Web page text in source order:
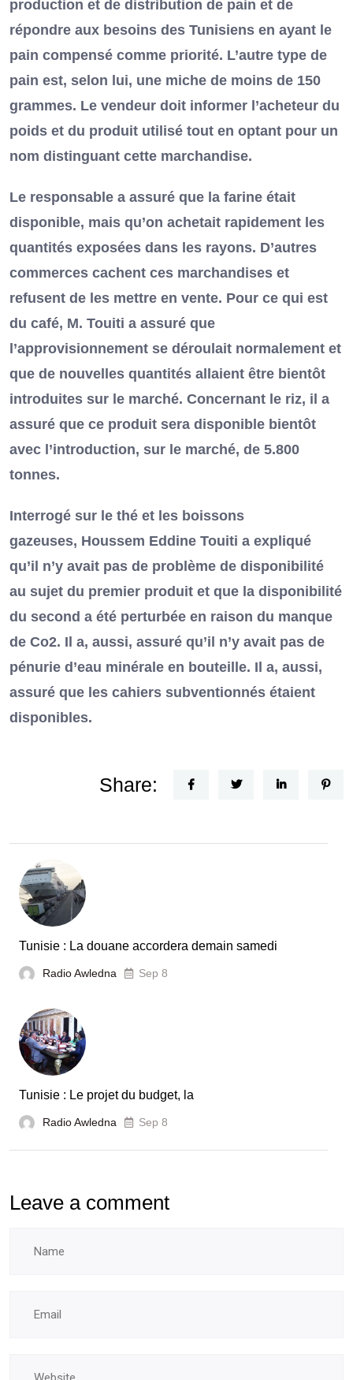
production et de distribution de pain et de
répondre aux besoins des Tunisiens en ayant le
pain compensé comme priorité. L’autre type de
pain est, selon lui, une miche de moins de 150
grammes. Le vendeur doit informer l’acheteur du
poids et du produit utilisé tout en optant pour un
nom distinguant cette marchandise.
Le responsable a assuré que la farine était
disponible, mais qu’on achetait rapidement les
quantités exposées dans les rayons. D’autres
commerces cachent ces marchandises et
refusent de les mettre en vente. Pour ce qui est
du café, M. Touiti a assuré que
l’approvisionnement se déroulait normalement et
que de nouvelles quantités allaient être bientôt
introduites sur le marché. Concernant le riz, il a
assuré que ce produit sera disponible bientôt
avec l’introduction, sur le marché, de 5.800
tonnes.
Interrogé sur le thé et les boissons
gazeuses, Houssem Eddine Touiti a expliqué
qu’il n’y avait pas de problème de disponibilité
au sujet du premier produit et que la disponibilité
du second a été perturbée en raison du manque
de Co2. Il a, aussi, assuré qu’il n’y avait pas de
pénurie d’eau minérale en bouteille. Il a, aussi,
assuré que les cahiers subventionnés étaient
disponibles.
Share:
Tunisie : La douane accordera demain samedi
Radio Awledna Sep 8
Tunisie : Le projet du budget, la
Radio Awledna Sep 8
Leave a comment